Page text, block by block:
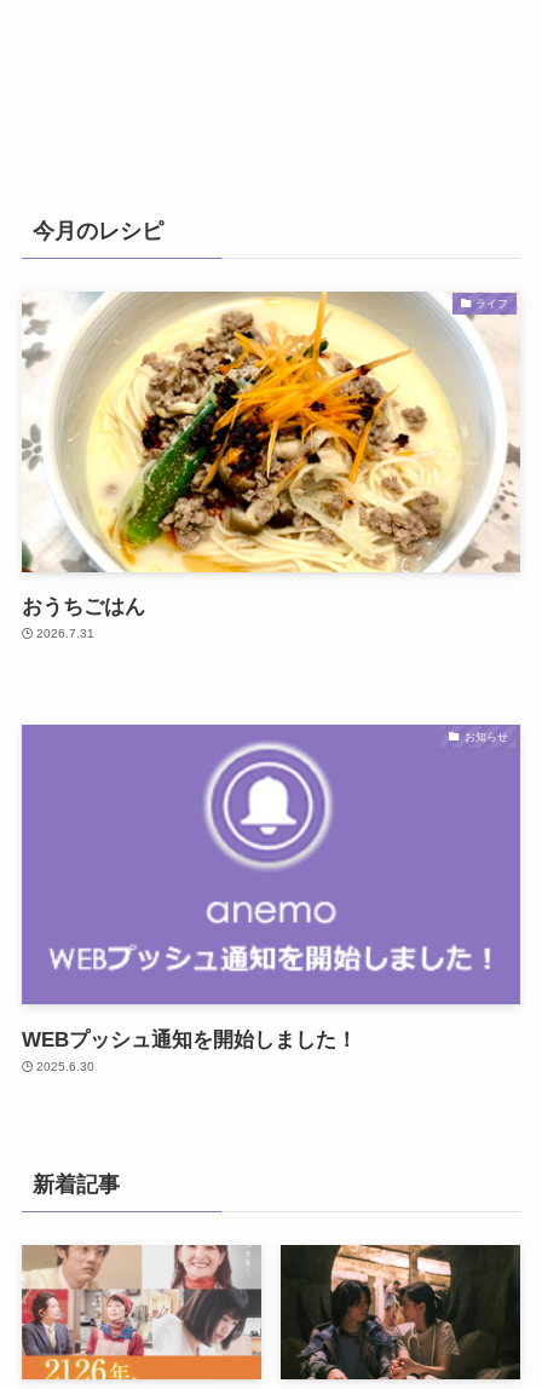
今月のレシピ
ライフ
おうちごはん
2026.7.31
お知らせ
WEBプッシュ通知を開始しました！
2025.6.30
新着記事